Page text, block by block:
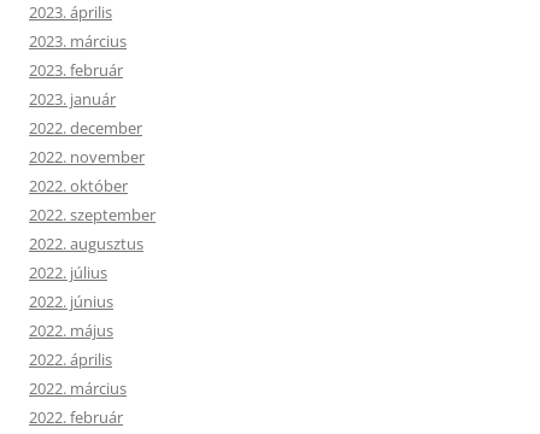
2023. április
2023. március
2023. február
2023. január
2022. december
2022. november
2022. október
2022. szeptember
2022. augusztus
2022. július
2022. június
2022. május
2022. április
2022. március
2022. február